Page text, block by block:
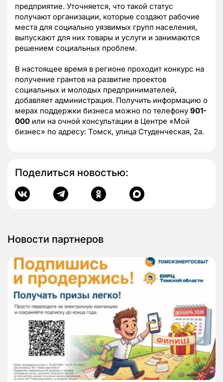
предприятие. Уточняется, что такой статус
получают организации, которые создают рабочие
места для социально уязвимых групп населения,
выпускают для них товары и услуги и занимаются
решением социальных проблем.
В настоящее время в регионе проходит конкурс на
получение грантов на развитие проектов
социальных и молодых предпринимателей,
добавляет администрация. Получить информацию о
мерах поддержки бизнеса можно по телефону 901-
000 или на очной консультации в Центре «Мой
бизнес» по адресу: Томск, улица Студенческая, 2а.
Поделиться новостью:
Новости партнеров